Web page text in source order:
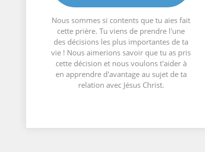
Nous sommes si contents que tu aies fait
cette prière. Tu viens de prendre l'une
des décisions les plus importantes de ta
vie ! Nous aimerions savoir que tu as pris
cette décision et nous voulons t'aider à
en apprendre d'avantage au sujet de ta
relation avec Jésus Christ.